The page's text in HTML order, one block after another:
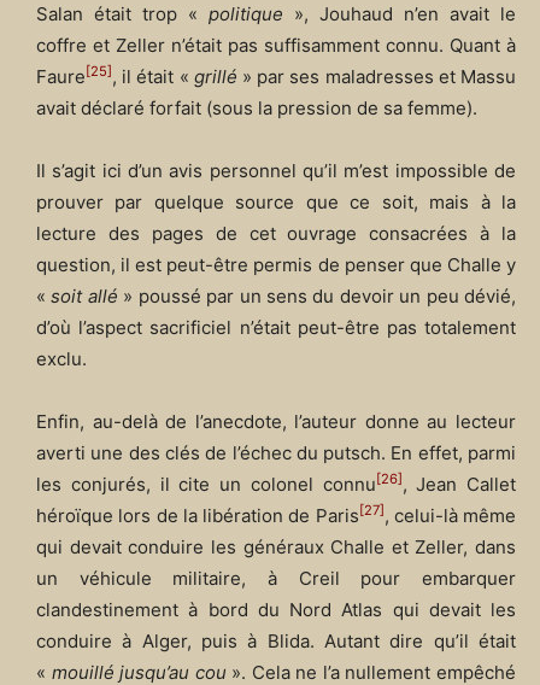
Salan était trop « politique », Jouhaud n’en avait le
coffre et Zeller n’était pas suffisamment connu. Quant à
Faure [25] , il était « grillé » par ses maladresses et Massu
avait déclaré forfait (sous la pression de sa femme).
Il s’agit ici d’un avis personnel qu’il m’est impossible de
prouver par quelque source que ce soit, mais à la
lecture des pages de cet ouvrage consacrées à la
question, il est peut-être permis de penser que Challe y
«soit allé » poussé par un sens du devoir un peu dévié,
d’où l’aspect sacrificiel n’était peut-être pas totalement
exclu.
Enfin, au-delà de l’anecdote, l’auteur donne au lecteur
averti une des clés de l’échec du putsch. En effet, parmi
les conjurés, il cite un colonel connu [26] , Jean Callet
héroïque lors de la libération de Paris [27] , celui-là même
qui devait conduire les généraux Challe et Zeller, dans
un véhicule militaire, à Creil pour embarquer
clandestinement à bord du Nord Atlas qui devait les
conduire à Alger, puis à Blida. Autant dire qu’il était
« mouillé jusqu’au cou ». Cela ne l’a nullement empêché